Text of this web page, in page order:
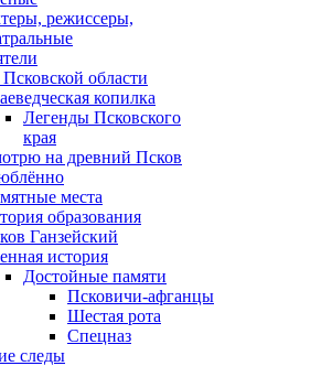
режиссеры,
области
копилка
Легенды Псковского
края
на древний Псков
места
образования
Ганзейский
история
Достойные памяти
Псковичи-афганцы
Шестая рота
Спецназ
следы